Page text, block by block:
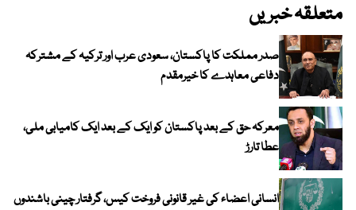
متعلقہ خبریں
صدر مملکت کا پاکستان، سعودی عرب اور ترکیہ کے مشترکہ
دفاعی معاہدے کا خیرمقدم
معرکہ حق کے بعد پاکستان کو ایک کے بعد ایک کامیابی ملی،
عطا تارڑ
انسانی اعضاء کی غیر قانونی فروخت کیس، گرفتار چینی باشندوں